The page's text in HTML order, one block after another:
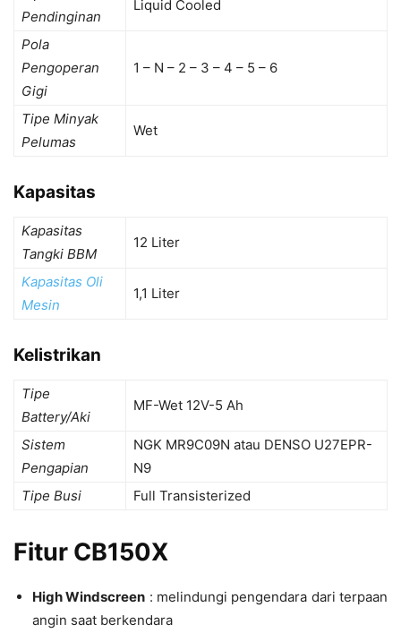
Pendinginan
Liquid Cooled
Pola
Pengoperan
Gigi
1 – N – 2 – 3 – 4 – 5 – 6
Tipe Minyak
Pelumas
Wet
Kapasitas
Kapasitas
Tangki BBM
12 Liter
Kapasitas Oli
Mesin
1,1 Liter
Kelistrikan
Tipe
Battery/Aki
MF-Wet 12V-5 Ah
Sistem
Pengapian
NGK MR9C09N atau DENSO U27EPR-
N9
Tipe Busi
Full Transisterized
Fitur CB150X
High Windscreen : melindungi pengendara dari terpaan
angin saat berkendara